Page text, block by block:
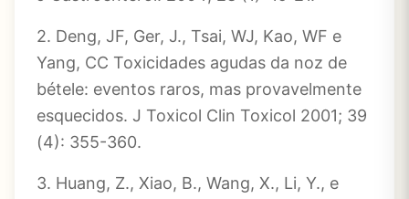
2. Deng, JF, Ger, J., Tsai, WJ, Kao, WF e
Yang, CC Toxicidades agudas da noz de
bétele: eventos raros, mas provavelmente
esquecidos. J Toxicol Clin Toxicol 2001; 39
(4): 355-360.
3. Huang, Z., Xiao, B., Wang, X., Li, Y., e